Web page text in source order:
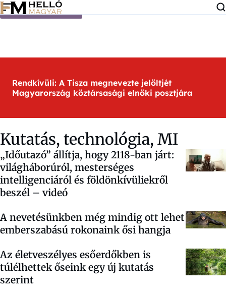
Ugrás a tartalomra
Rendkívüli: A Tisza megnevezte jelöltjét
Magyarország köztársasági elnöki posztjára
Kutatás, technológia, MI
„Időutazó” állítja, hogy 2118-ban járt:
világháborúról, mesterséges
intelligenciáról és földönkívüliekről
beszél – videó
A nevetésünkben még mindig ott lehet
emberszabású rokonaink ősi hangja
Az életveszélyes esőerdőkben is
túlélhettek őseink egy új kutatás
szerint